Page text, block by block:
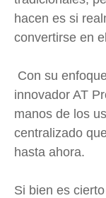
hacen es si
convertirse en
Con su
innovador AT
manos de los
centralizado
hasta ahora.
Si bien es